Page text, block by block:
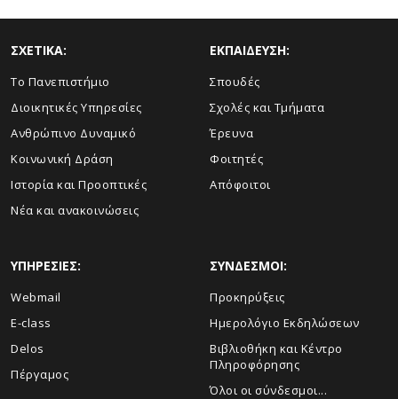
ΣΧΕΤΙΚΑ:
Το Πανεπιστήμιο
Διοικητικές Υπηρεσίες
Ανθρώπινο Δυναμικό
Κοινωνική Δράση
Ιστορία και Προοπτικές
Νέα και ανακοινώσεις
ΕΚΠΑΙΔΕΥΣΗ:
Σπουδές
Σχολές και Τμήματα
Έρευνα
Φοιτητές
Απόφοιτοι
ΥΠΗΡΕΣΙΕΣ:
Webmail
E-class
Delos
Πέργαμος
ΣΥΝΔΕΣΜΟΙ:
Προκηρύξεις
Ημερολόγιο Εκδηλώσεων
Βιβλιοθήκη και Κέντρο
Πληροφόρησης
Όλοι οι σύνδεσμοι...